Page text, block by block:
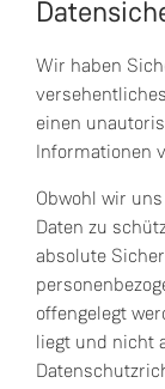
Wir haben
einen
Informationen
Obwohl wir
Daten zu
absolute
offengelegt
liegt und nicht